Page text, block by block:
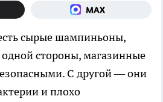
сырые шампиньоны,
стороны, магазинные
С другой — они
и плохо